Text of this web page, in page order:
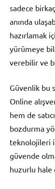
sadece
anında
hazırlamak
yürümeye
verebilir ve
Güvenlik bu
Online
hem de
bozdurma
teknolojileri
güvende
huzurlu hale